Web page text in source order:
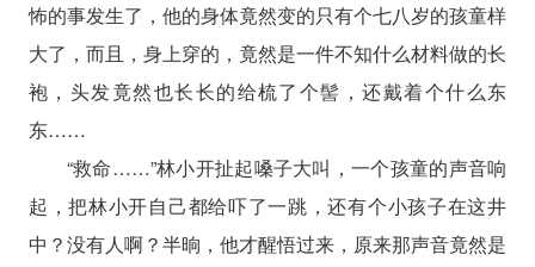
怖的事发生了，他的身体竟然变的只有个七八岁的孩童样
大了，而且，身上穿的，竟然是一件不知什么材料做的长
袍，头发竟然也长长的给梳了个髻，还戴着个什么东
东……
“救命……”林小开扯起嗓子大叫，一个孩童的声音响
起，把林小开自己都给吓了一跳，还有个小孩子在这井
中？没有人啊？半晌，他才醒悟过来，原来那声音竟然是